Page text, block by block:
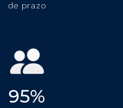
de prazo
95%